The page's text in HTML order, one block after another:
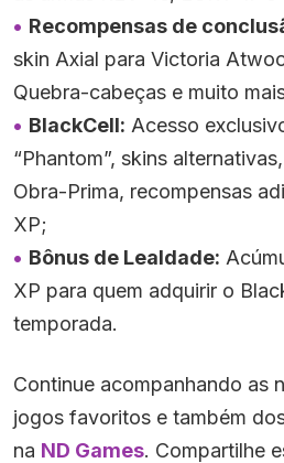
Recompensas de
skin Axial para Victoria
Quebra-cabeças e muito
BlackCell: Acesso
“Phantom”, skins
Obra-Prima, recompensas
XP;
Bônus de Lealdade:
XP para quem adquirir o
temporada.
Continue acompanhando as
jogos favoritos e também
na ND Games. Compartilhe